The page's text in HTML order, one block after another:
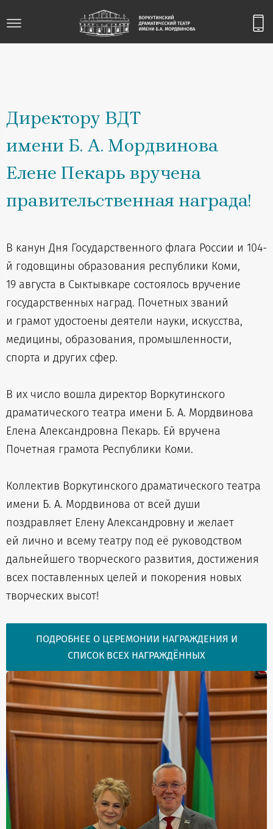
Директору ВДТ
имени Б. А. Мордвинова
Елене Пекарь вручена
правительственная награда!
В канун Дня Государственного флага России и 104-
й годовщины образования республики Коми,
19 августа в Сыктывкаре состоялось вручение
государственных наград. Почетных званий
и грамот удостоены деятели науки, искусства,
медицины, образования, промышленности,
спорта и других сфер.
В их число вошла директор Воркутинского
драматического театра имени Б. А. Мордвинова
Елена Александровна Пекарь. Ей вручена
Почетная грамота Республики Коми.
Коллектив Воркутинского драматического театра
имени Б. А. Мордвинова от всей души
поздравляет Елену Александровну и желает
ей лично и всему театру под её руководством
дальнейшего творческого развития, достижения
всех поставленных целей и покорения новых
творческих высот!
ПОДРОБНЕЕ О ЦЕРЕМОНИИ НАГРАЖДЕНИЯ И
СПИСОК ВСЕХ НАГРАЖДЁННЫХ